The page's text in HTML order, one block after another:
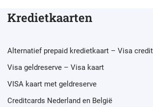
Kredietkaarten
Alternatief prepaid kredietkaart – Visa
Visa geldreserve – Visa kaart
VISA kaart met geldreserve
Creditcards Nederland en België